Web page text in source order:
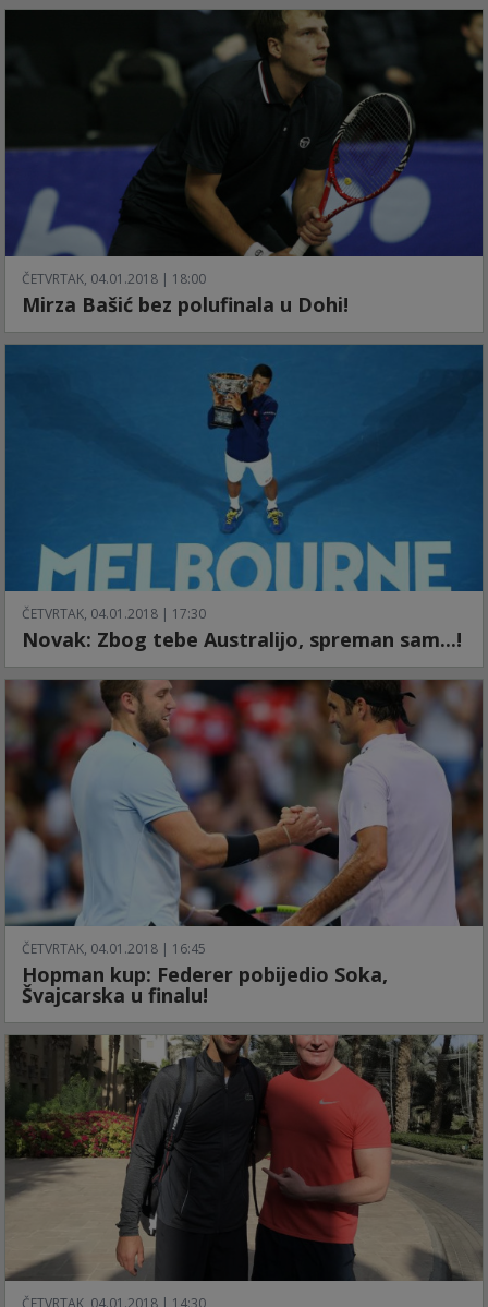
ČETVRTAK, 04.01.2018 | 18:00
Mirza Bašić bez polufinala u Dohi!
ČETVRTAK, 04.01.2018 | 17:30
Novak: Zbog tebe Australijo, spreman sam...!
ČETVRTAK, 04.01.2018 | 16:45
Hopman kup: Federer pobijedio Soka,
Švajcarska u finalu!